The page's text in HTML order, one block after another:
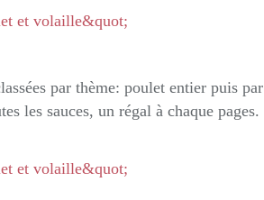
par thème: poulet entier puis par
les sauces, un régal à chaque pages.